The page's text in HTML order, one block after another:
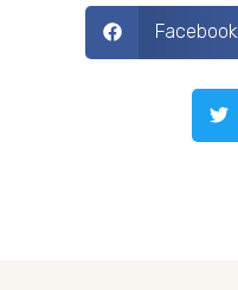
Facebook